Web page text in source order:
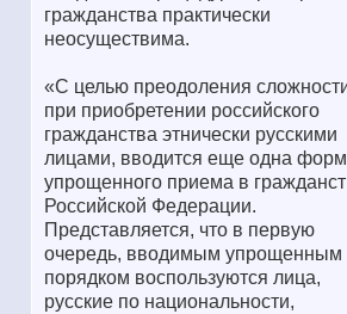
гражданства практически
неосуществима.
«С целью преодоления
при приобретении российского
гражданства этнически русскими
лицами, вводится еще одна
упрощенного приема в
Российской Федерации.
Представляется, что в первую
очередь, вводимым упрощенным
порядком воспользуются лица,
русские по национальности,